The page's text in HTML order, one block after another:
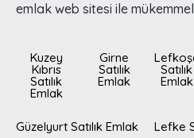
emlak web sitesi ile
Kuzey
Kıbrıs
Satılık
Emlak
Girne
Satılık
Emlak
Satılık
Emlak
Güzelyurt Satılık Emlak Lefke